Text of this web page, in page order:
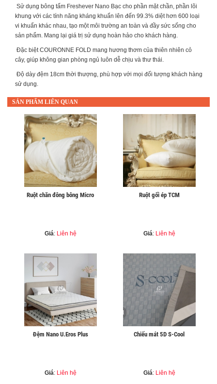
Sử dụng bông tấm Freshever Nano Bạc cho phần mặt chần, phần lõi
khung với các tính năng kháng khuẩn lên đến 99.3% diệt hơn 600 loại
vi khuẩn khác nhau, tạo một môi trường an toàn và đầy sức sống cho
sản phẩm. Mang lại giá trị sử dụng hoàn hảo cho khách hàng.
Đặc biệt COURONNE FOLD mang hương thơm của thiên nhiên cỏ
cây, giúp không gian phòng ngủ luôn dễ chịu và thư thái.
Độ dày đệm 18cm thời thượng, phù hợp với mọi đối tượng khách hàng
sử dụng.
SẢN PHẨM LIÊN QUAN
Ruột chăn đông bông Micro
Giá: Liên hệ
Ruột gối ép TCM
Giá: Liên hệ
Đệm Nano U.Eros Plus
Giá: Liên hệ
Chiếu mát 5D S-Cool
Giá: Liên hệ